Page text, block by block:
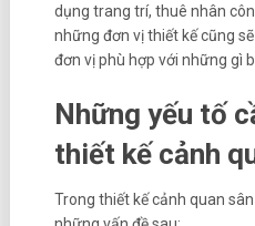
dụng trang trí, thuê nhân
những đơn vị thiết kế cũng
đơn vị phù hợp với những gì
Những yếu tố
thiết kế cảnh
Trong thiết kế cảnh quan